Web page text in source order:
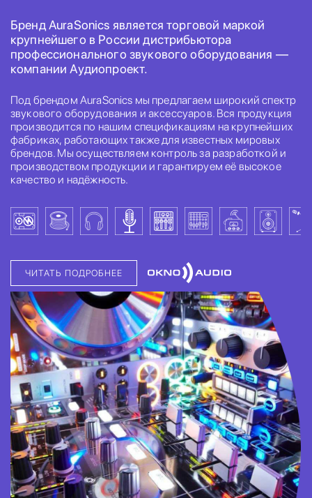
Бренд AuraSonics является торговой маркой
крупнейшего в России дистрибьютора
профессионального звукового оборудования —
компании Аудиопроект.
Под брендом AuraSonics мы предлагаем широкий спектр
звукового оборудования и аксессуаров. Вся продукция
производится по нашим спецификациям на крупнейших
фабриках, работающих также для известных мировых
брендов. Мы осуществляем контроль за разработкой и
производством продукции и гарантируем её высокое
качество и надёжность.
ЧИТАТЬ ПОДРОБНЕЕ